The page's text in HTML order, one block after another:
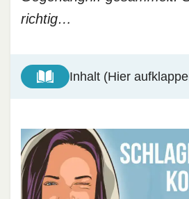
richtig…
Inhalt (Hier